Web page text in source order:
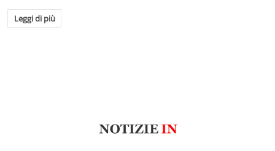
Leggi di più